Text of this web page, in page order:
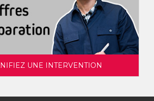
UNE INTERVENTION